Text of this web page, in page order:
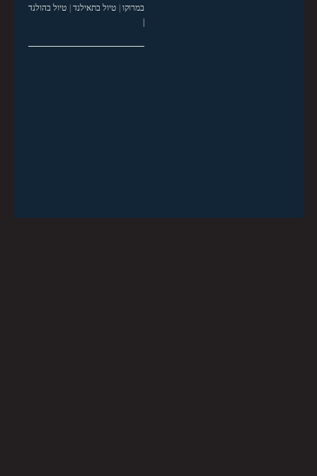
במרוקו| טיול בתאילנד| טיול בהולנד